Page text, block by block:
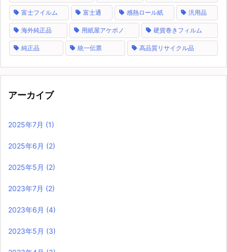
富士フイルム 富士通 感熱ロール紙 汎用品
海外純正品 用紙屋アケボノ 硬貨巻きフィルム
純正品 統一伝票 高品質リサイクル品
アーカイブ
2025年7月 (1)
2025年6月 (2)
2025年5月 (2)
2023年7月 (2)
2023年6月 (4)
2023年5月 (3)